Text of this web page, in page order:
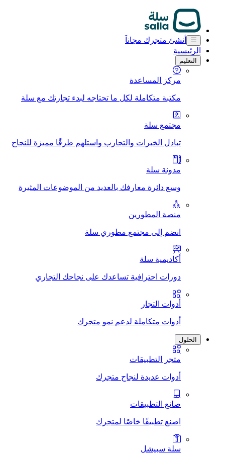
أنشئ متجرك مجاناَ
الرئيسية
التعليم
مركز المساعدة
مكتبة متكاملة لكل ما تحتاجه لبدء تجارتك مع سلة
مجتمع سلة
تبادل الخبرات والتجارب واستلهم طرقًا مميزة للنجاح
مدونة سلة
وسع دائرة معارفك بالعديد من الموضوعات المثيرة
منصة المطورين
انضم إلى مجتمع مطوري سلة
أكاديمية سلة
دورات احترافية تساعدك على نجاحك التجاري
أدوات التجار
أدوات متكاملة لدعم نمو متجرك
الحلول
متجر التطبيقات
أدوات عديدة لنجاح متجرك
صانع التطبيقات
اصنع تطبيقًا خاصًا لمتجرك
سلة سبيشل